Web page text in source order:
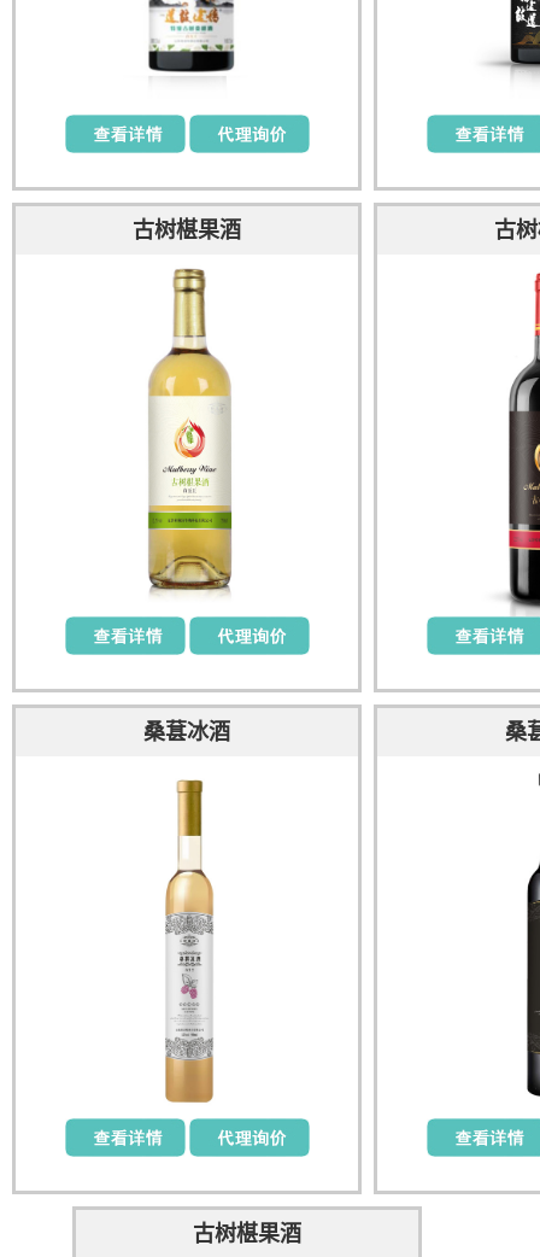
古树椹果酒 古
桑葚冰酒 桑
古树椹果酒